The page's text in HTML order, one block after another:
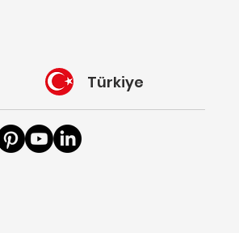
Türkiye